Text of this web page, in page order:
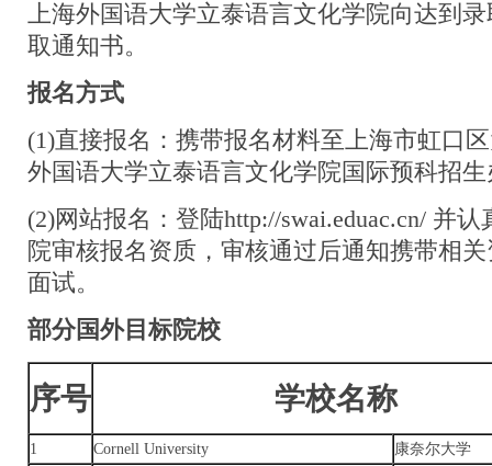
上海外国语大学立泰语言文化学院向达到
取通知书。
报名方式
(1)直接报名：携带报名材料至上海市虹口
外国语大学立泰语言文化学院国际预科招
(2)网站报名：登陆http://swai.eduac.cn/ 并认
院审核报名资质，审核通过后通知携带相
面试。
部分国外目标院校
序号 学校名称
1 Cornell University
康奈尔大学